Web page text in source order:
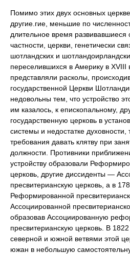
Помимо этих двух основных
другие.гие, меньшие по
длительное время
частности, церкви, генетически
шотландских и
переселившихся в Америку в XVIII
представляли расколы,
государственной Церкви
недовольны тем, что устройство
им казалось, к епископальному,
государственную церковь в
системы и недостатке духовности,
требования давать клятву при
должности. Противники
устройству образовали
церковь, другие диссиденты —
пресвитерианскую церковь, а в
Реформированной
Ассоциированной
образовав Ассоциированную
пресвитерианскую церковь. В
северной и южной ветвями этой
южан в небольшую